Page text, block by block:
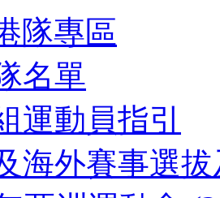
隊專區
名單
運動員指引
海外賽事選